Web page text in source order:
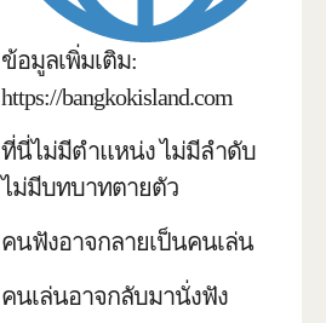
ข้อมูลเพิ่มเติม:
https://bangkokisland.com
ที่นี่ไม่มีตำแหน่ง ไม่มีลำดับ
ไม่มีบทบาทตายตัว
คนฟังอาจกลายเป็นคนเล่น
คนเล่นอาจกลับมานั่งฟัง